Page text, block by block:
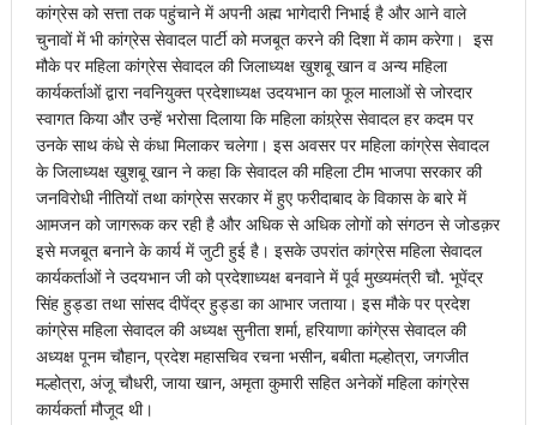
कांग्रेस को सत्ता तक पहुंचाने में अपनी अह्म भागेदारी निभाई है और आने वाले
चुनावों में भी कांग्रेस सेवादल पार्टी को मजबूत करने की दिशा में काम करेगा। इस
मौके पर महिला कांग्रेस सेवादल की जिलाध्यक्ष खुशबू खान व अन्य महिला
कार्यकर्ताओं द्वारा नवनियुक्त प्रदेशाध्यक्ष उदयभान का फूल मालाओं से जोरदार
स्वागत किया और उन्हें भरोसा दिलाया कि महिला कांग्र्रेस सेवादल हर कदम पर
उनके साथ कंधे से कंधा मिलाकर चलेगा। इस अवसर पर महिला कांग्रेस सेवादल
के जिलाध्यक्ष खुशबू खान ने कहा कि सेवादल की महिला टीम भाजपा सरकार की
जनविरोधी नीतियों तथा कांग्रेस सरकार में हुए फरीदाबाद के विकास के बारे में
आमजन को जागरूक कर रही है और अधिक से अधिक लोगों को संगठन से जोडक़र
इसे मजबूत बनाने के कार्य में जुटी हुई है। इसके उपरांत कांग्रेस महिला सेवादल
कार्यकर्ताओं ने उदयभान जी को प्रदेशाध्यक्ष बनवाने में पूर्व मुख्यमंत्री चौ. भूपेंद्र
सिंह हुड्डा तथा सांसद दीपेंद्र हुड्डा का आभार जताया। इस मौके पर प्रदेश
कांग्रेस महिला सेवादल की अध्यक्ष सुनीता शर्मा, हरियाणा कांगे्रस सेवादल की
अध्यक्ष पूनम चौहान, प्रदेश महासचिव रचना भसीन, बबीता मल्होत्रा, जगजीत
मल्होत्रा, अंजू चौधरी, जाया खान, अमृता कुमारी सहित अनेकों महिला कांग्रेस
कार्यकर्ता मौजूद थी।